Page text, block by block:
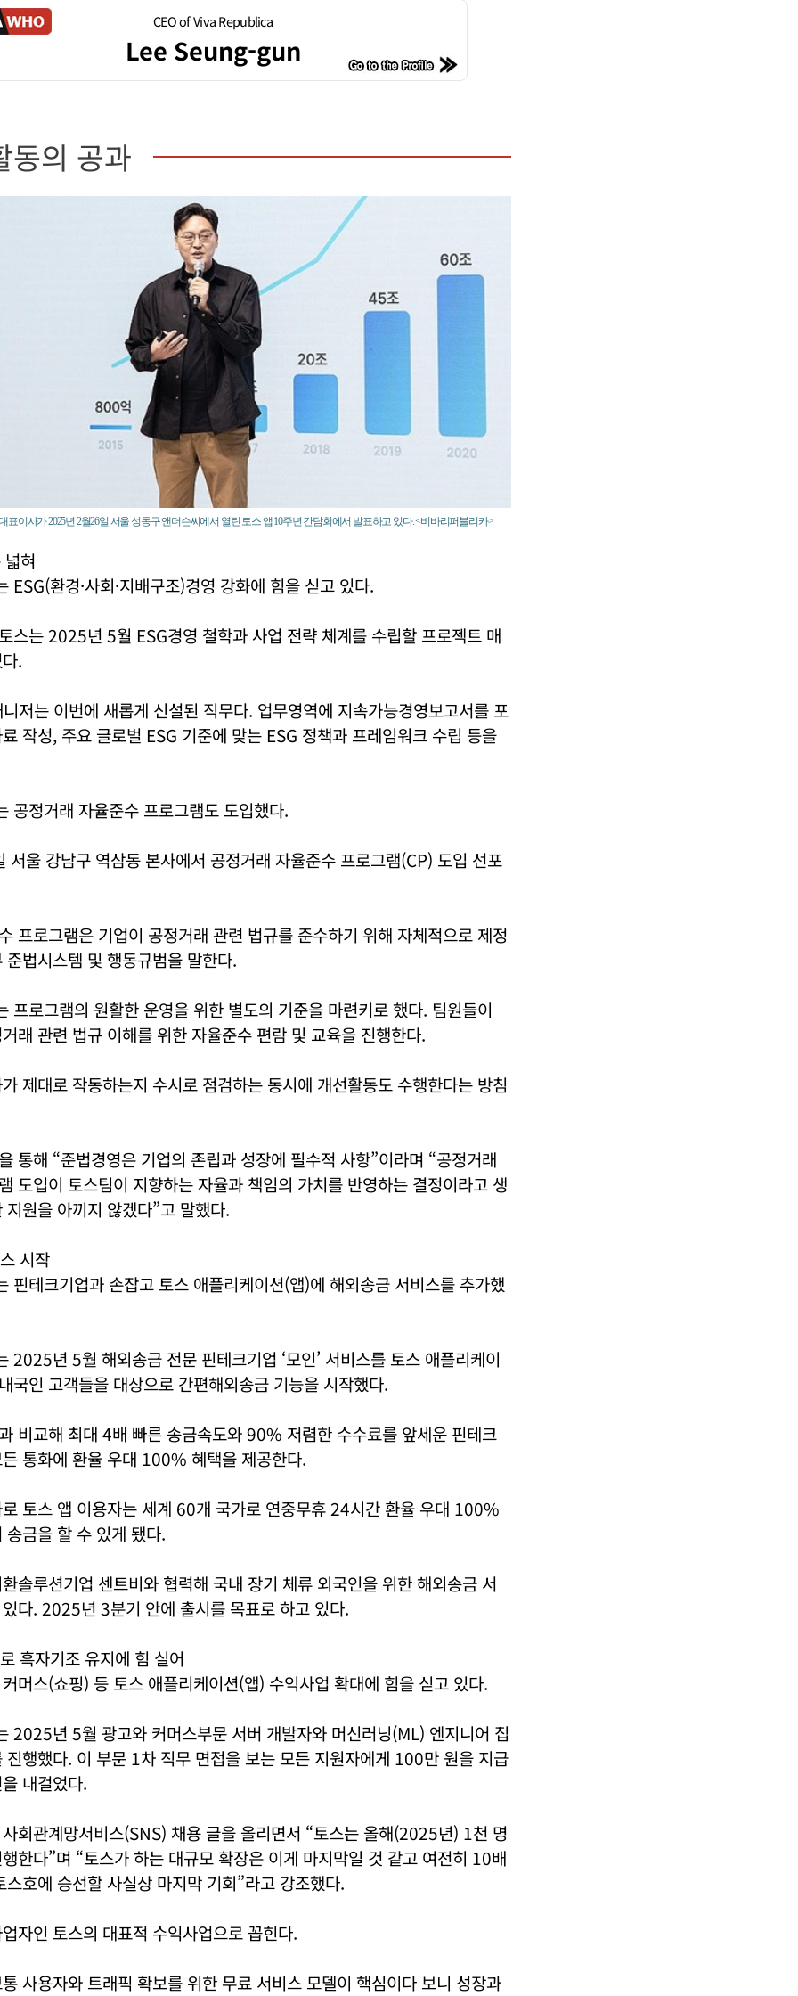
CEO of Viva Republica
Lee Seung-gun
동의 공과
이사가 2025년 2월26일 서울 성동구 앤더슨씨에서 열린 토스 앱 10주년 간담회에서 발표하고 있다. <비바리퍼블리카>
혀
ESG(환경·사회·지배구조)경영 강화에 힘을 싣고 있다.
스는 2025년 5월 ESG경영 철학과 사업 전략 체계를 수립할 프로젝트 매
.
저는 이번에 새롭게 신설된 직무다. 업무영역에 지속가능경영보고서를 포
작성, 주요 글로벌 ESG 기준에 맞는 ESG 정책과 프레임워크 수립 등을
공정거래 자율준수 프로그램도 도입했다.
울 강남구 역삼동 본사에서 공정거래 자율준수 프로그램(CP) 도입 선포
프로그램은 기업이 공정거래 관련 법규를 준수하기 위해 자체적으로 제정
법시스템 및 행동규범을 말한다.
프로그램의 원활한 운영을 위한 별도의 기준을 마련키로 했다. 팀원들이
래 관련 법규 이해를 위한 자율준수 편람 및 교육을 진행한다.
제대로 작동하는지 수시로 점검하는 동시에 개선활동도 수행한다는 방침
통해 “준법경영은 기업의 존립과 성장에 필수적 사항”이라며 “공정거래
도입이 토스팀이 지향하는 자율과 책임의 가치를 반영하는 결정이라고 생
원을 아끼지 않겠다”고 말했다.
시작
핀테크기업과 손잡고 토스 애플리케이션(앱)에 해외송금 서비스를 추가했
2025년 5월 해외송금 전문 핀테크기업 ‘모인’ 서비스를 토스 애플리케이
국인 고객들을 대상으로 간편해외송금 기능을 시작했다.
비교해 최대 4배 빠른 송금속도와 90% 저렴한 수수료를 앞세운 핀테크
통화에 환율 우대 100% 혜택을 제공한다.
토스 앱 이용자는 세계 60개 국가로 연중무휴 24시간 환율 우대 100%
금을 할 수 있게 됐다.
솔루션기업 센트비와 협력해 국내 장기 체류 외국인을 위한 해외송금 서
다. 2025년 3분기 안에 출시를 목표로 하고 있다.
흑자기조 유지에 힘 실어
머스(쇼핑) 등 토스 애플리케이션(앱) 수익사업 확대에 힘을 싣고 있다.
2025년 5월 광고와 커머스부문 서버 개발자와 머신러닝(ML) 엔지니어 집
진행했다. 이 부문 1차 직무 면접을 보는 모든 지원자에게 100만 원을 지급
내걸었다.
회관계망서비스(SNS) 채용 글을 올리면서 “토스는 올해(2025년) 1천 명
한다”며 “토스가 하는 대규모 확장은 이게 마지막일 것 같고 여전히 10배
호에 승선할 사실상 마지막 기회”라고 강조했다.
자인 토스의 대표적 수익사업으로 꼽힌다.
사용자와 트래픽 확보를 위한 무료 서비스 모델이 핵심이다 보니 성장과